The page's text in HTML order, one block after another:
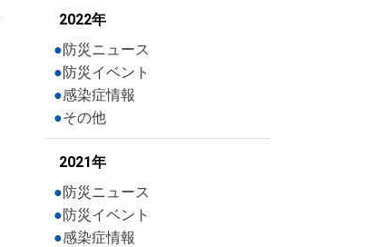
2022年
防災ニュース
防災イベント
感染症情報
その他
2021年
防災ニュース
防災イベント
感染症情報